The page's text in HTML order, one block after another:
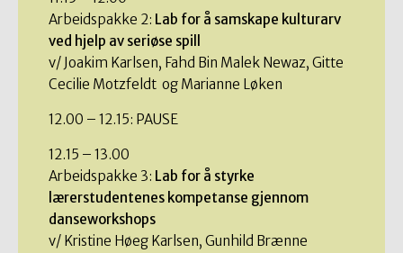
Arbeidspakke 2: Lab for å samskape kulturarv
ved hjelp av seriøse spill
v/ Joakim Karlsen, Fahd Bin Malek Newaz, Gitte
Cecilie Motzfeldt og Marianne Løken
12.00 – 12.15: PAUSE
12.15 – 13.00
Arbeidspakke 3: Lab for å styrke
lærerstudentenes kompetanse gjennom
danseworkshops
v/ Kristine Høeg Karlsen, Gunhild Brænne